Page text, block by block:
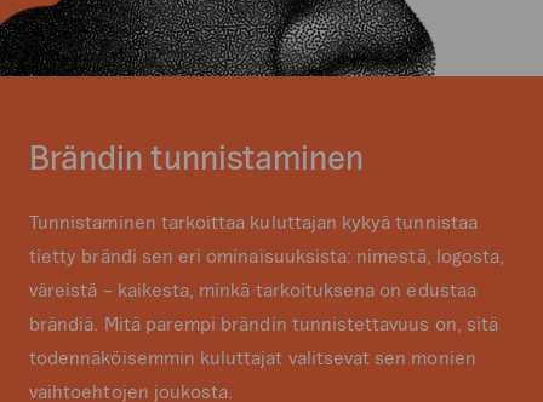
Brändin tunnistaminen
Tunnistaminen tarkoittaa kuluttajan kykyä tunnistaa
tietty brändi sen eri ominaisuuksista: nimestä, logosta,
väreistä – kaikesta, minkä tarkoituksena on edustaa
brändiä. Mitä parempi brändin tunnistettavuus on, sitä
todennäköisemmin kuluttajat valitsevat sen monien
vaihtoehtojen joukosta.